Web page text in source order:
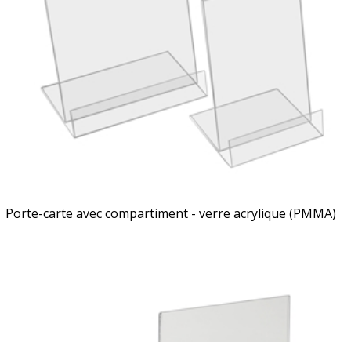
Porte-carte avec compartiment - verre acrylique (PMMA)